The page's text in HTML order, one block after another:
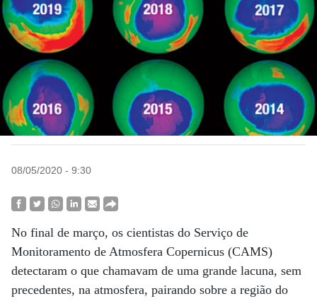
08/05/2020 - 9:30
No final de março, os cientistas do Serviço de
Monitoramento de Atmosfera Copernicus (CAMS)
detectaram o que chamavam de uma grande lacuna, sem
precedentes, na atmosfera, pairando sobre a região do